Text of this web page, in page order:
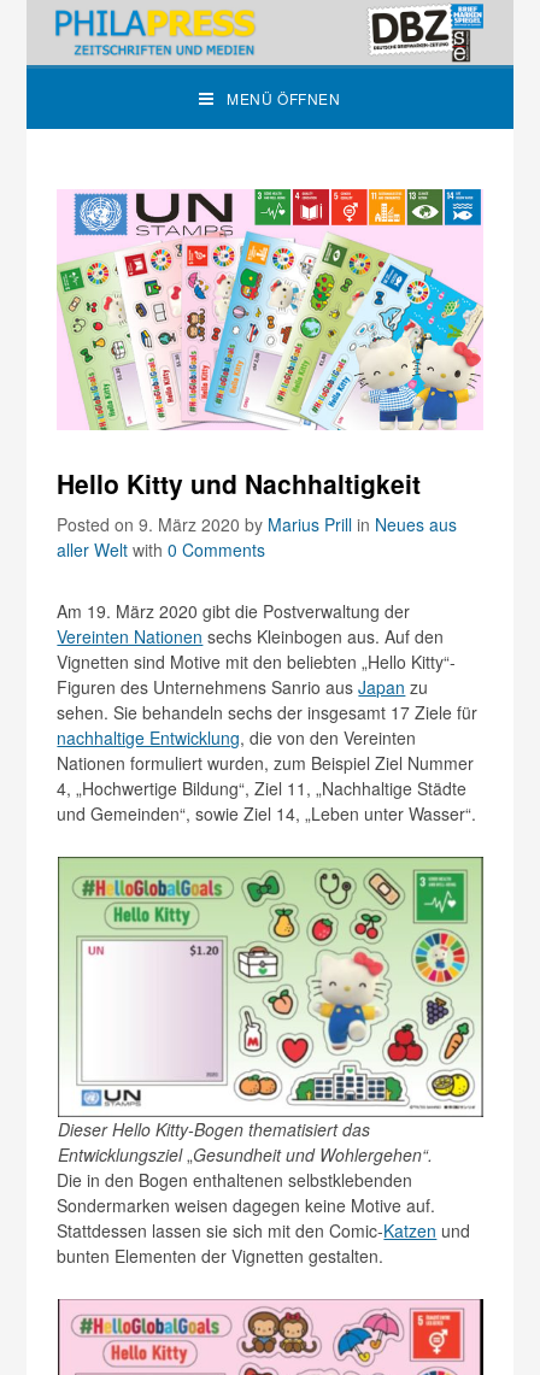
MENÜ ÖFFNEN
Hello Kitty und Nachhaltigkeit
Posted on 9. März 2020by Marius Prill in Neues aus
aller Welt with0 Comments
Am 19. März 2020 gibt die Postverwaltung der
Vereinten Nationen sechs Kleinbogen aus. Auf den
Vignetten sind Motive mit den beliebten „Hello Kitty“-
Figuren des Unternehmens Sanrio ausJapan zu
sehen. Sie behandeln sechs der insgesamt 17 Ziele für
nachhaltige Entwicklung, die von den Vereinten
Nationen formuliert wurden, zum Beispiel Ziel Nummer
4, „Hochwertige Bildung“, Ziel 11, „Nachhaltige Städte
und Gemeinden“, sowie Ziel 14, „Leben unter Wasser“.
Dieser Hello Kitty-Bogen thematisiert das
Entwicklungsziel„Gesundheit und Wohlergehen“.
Die in den Bogen enthaltenen selbstklebenden
Sondermarken weisen dagegen keine Motive auf.
Stattdessen lassen sie sich mit den Comic-Katzen und
bunten Elementen der Vignetten gestalten.